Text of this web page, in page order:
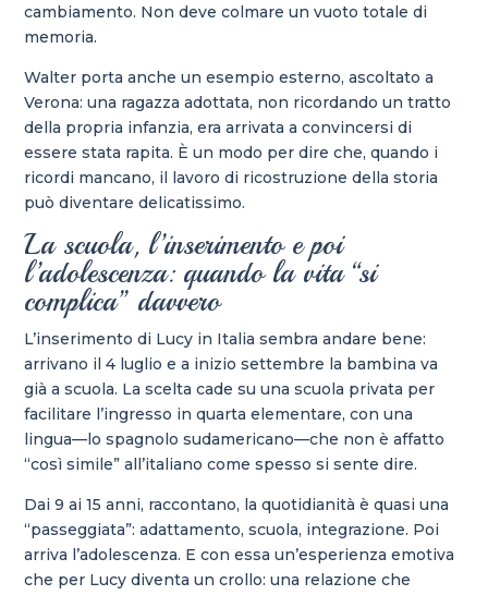
cambiamento. Non deve colmare un vuoto totale di
memoria.
Walter porta anche un esempio esterno, ascoltato a
Verona: una ragazza adottata, non ricordando un tratto
della propria infanzia, era arrivata a convincersi di
essere stata rapita. È un modo per dire che, quando i
ricordi mancano, il lavoro di ricostruzione della storia
può diventare delicatissimo.
La scuola, l’inserimento e poi
l’adolescenza: quando la vita “si
complica” davvero
L’inserimento di Lucy in Italia sembra andare bene:
arrivano il 4 luglio e a inizio settembre la bambina va
già a scuola. La scelta cade su una scuola privata per
facilitare l’ingresso in quarta elementare, con una
lingua—lo spagnolo sudamericano—che non è affatto
“così simile” all’italiano come spesso si sente dire.
Dai 9 ai 15 anni, raccontano, la quotidianità è quasi una
“passeggiata”: adattamento, scuola, integrazione. Poi
arriva l’adolescenza. E con essa un’esperienza emotiva
che per Lucy diventa un crollo: una relazione che